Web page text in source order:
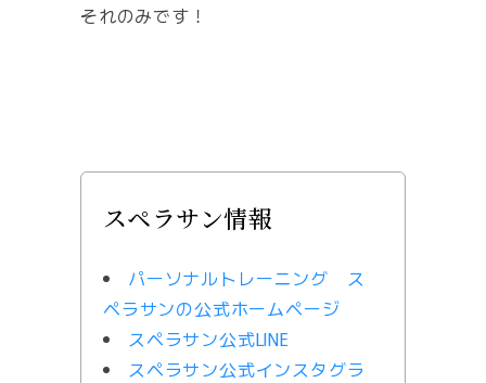
それのみです！
スペラサン情報
パーソナルトレーニング ス
ペラサンの公式ホームページ
スペラサン公式LINE
スペラサン公式インスタグラ